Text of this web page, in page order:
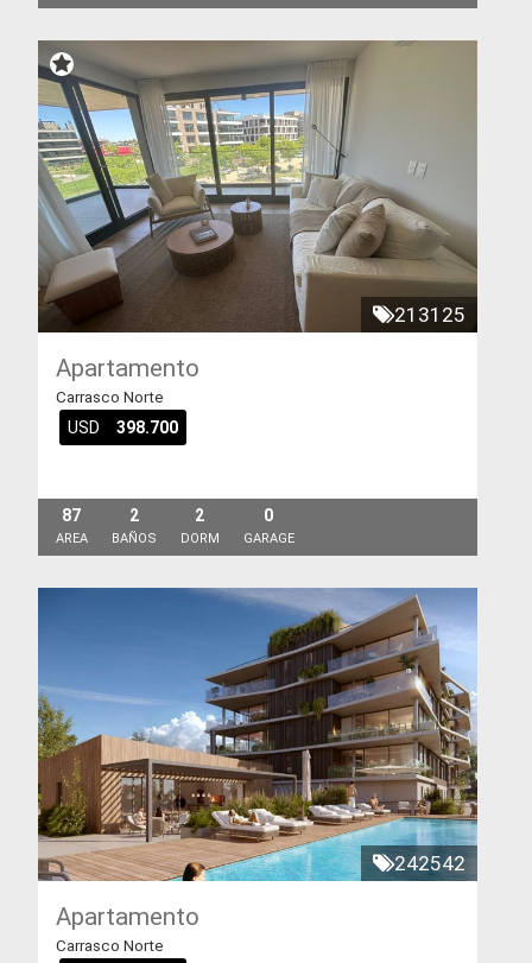
213125
Apartamento
Carrasco Norte
USD 398.700
87
AREA
2
BAÑOS
2
DORM
0
GARAGE
242542
Apartamento
Carrasco Norte